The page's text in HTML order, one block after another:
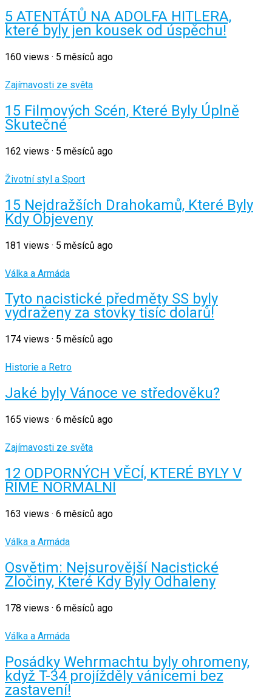
5 ATENTÁTŮ NA ADOLFA HITLERA,
které byly jen kousek od úspěchu!
160 views · 5 měsíců ago
Zajímavosti ze světa
15 Filmových Scén, Které Byly Úplně
Skutečné
162 views · 5 měsíců ago
Životní styl a Sport
15 Nejdražších Drahokamů, Které Byly
Kdy Objeveny
181 views · 5 měsíců ago
Válka a Armáda
Tyto nacistické předměty SS byly
vydraženy za stovky tisíc dolarů!
174 views · 5 měsíců ago
Historie a Retro
Jaké byly Vánoce ve středověku?
165 views · 6 měsíců ago
Zajímavosti ze světa
12 ODPORNÝCH VĚCÍ, KTERÉ BYLY V
ŘÍMĚ NORMÁLNÍ
163 views · 6 měsíců ago
Válka a Armáda
Osvětim: Nejsurovější Nacistické
Zločiny, Které Kdy Byly Odhaleny
178 views · 6 měsíců ago
Válka a Armáda
Posádky Wehrmachtu byly ohromeny,
když T-34 projížděly vánicemi bez
zastavení!